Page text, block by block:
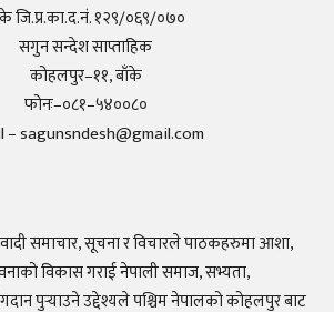
जि.प्र.का.द.नं. १२९/०६९/०७०
सगुन सन्देश साप्ताहिक
कोहलपुर–११, बाँके
फोनः–०८१–५४००८०
– sagunsndesh@gmail.com
समाचार, सूचना र विचारले पाठकहरुमा आशा,
विकास गराई नेपाली समाज, सभ्यता,
पुर्‍याउने उद्देश्यले पश्चिम नेपालको कोहलपुर बाट